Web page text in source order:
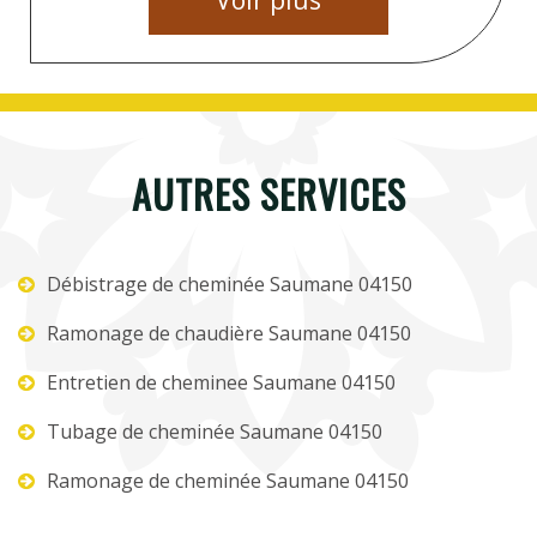
AUTRES SERVICES
Débistrage de cheminée Saumane 04150
Ramonage de chaudière Saumane 04150
Entretien de cheminee Saumane 04150
Tubage de cheminée Saumane 04150
Ramonage de cheminée Saumane 04150